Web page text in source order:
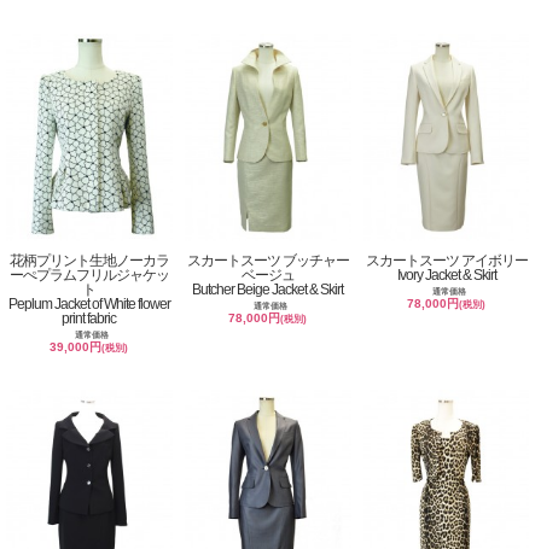
花柄プリント生地ノーカラ
ーぺプラムフリルジャケッ
ト
Peplum Jacket of White flower
print fabric
通常価格
39,000円(税別)
スカートスーツ ブッチャー
ベージュ
Butcher Beige Jacket & Skirt
通常価格
78,000円(税別)
スカートスーツ アイボリー
Ivory Jacket & Skirt
通常価格
78,000円(税別)